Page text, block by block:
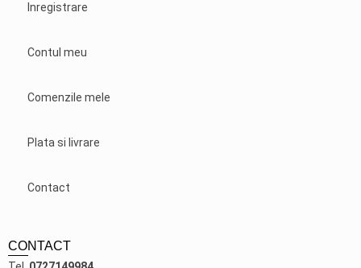
Inregistrare
Contul meu
Comenzile mele
Plata si livrare
Contact
CONTACT